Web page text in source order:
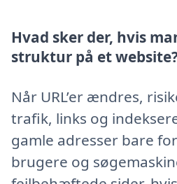
Hvad sker der, hvis
struktur på et
Når URL’er ændres,
trafik, links og
gamle adresser bare
brugere og